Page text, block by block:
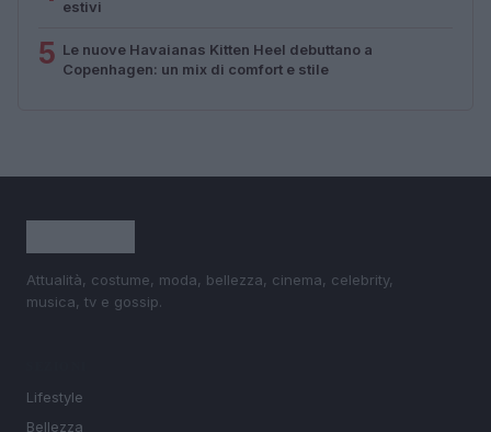
estivi
5 Le nuove Havaianas Kitten Heel debuttano a
Copenhagen: un mix di comfort e stile
Attualità, costume, moda, bellezza, cinema, celebrity,
musica, tv e gossip.
Lifestyle
Bellezza